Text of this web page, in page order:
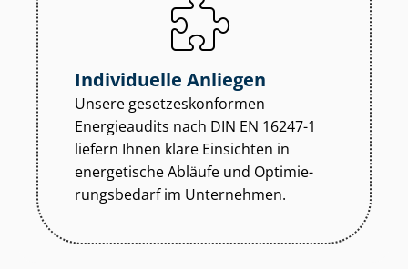
Individuelle Anliegen
Unsere ge­set­zes­kon­for­men
Energieaudits nach DIN EN 16247-1
liefern Ihnen klare Einsichten in
energetische Abläufe und Op­ti­mie­
rungs­be­darf im Unternehmen.